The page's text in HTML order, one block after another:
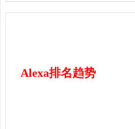
Alexa排名趋势